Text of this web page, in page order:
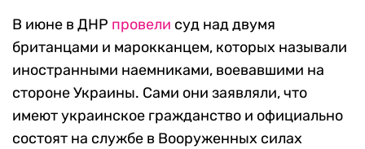
В июне в ДНР провели суд над двумя
британцами и марокканцем, которых называли
иностранными наемниками, воевавшими на
стороне Украины. Сами они заявляли, что
имеют украинское гражданство и официально
состоят на службе в Вооруженных силах